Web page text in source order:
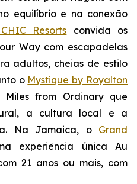
equilíbrio e na conexão
Resorts convida os
Waycom escapadelas
adultos, cheias de estilo
o Mystique by Royalton
Miles from Ordinaryque
a cultura local e a
Na Jamaica, o Grand
experiência única Au
21 anos ou mais, com